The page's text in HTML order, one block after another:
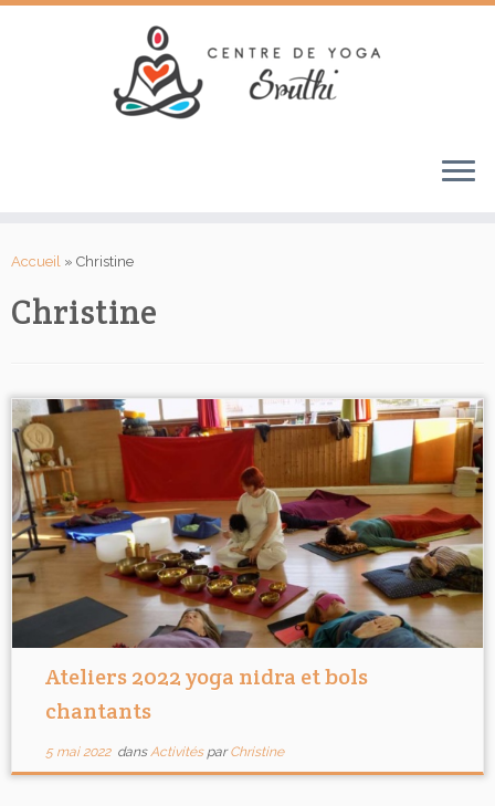
auAccueil » Christine
Christine
Ateliers 2022 yoga nidra et bols
chantants
5 mai 2022dansActivités parChristine